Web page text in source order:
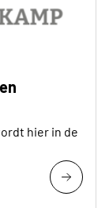
hier in de